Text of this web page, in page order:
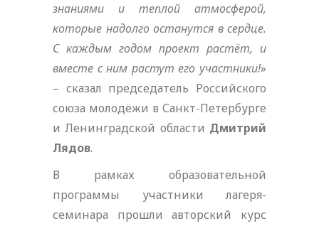
знаниями и теплой атмосферой,
которые надолго останутся в сердце.
С каждым годом проект растёт, и
вместе с ним растут его участники!»
– сказал председатель Российского
союза молодёжи в Санкт-Петербурге
и Ленинградской области Дмитрий
Лядов.
В рамках образовательной
программы участники лагеря-
семинара прошли авторский курс